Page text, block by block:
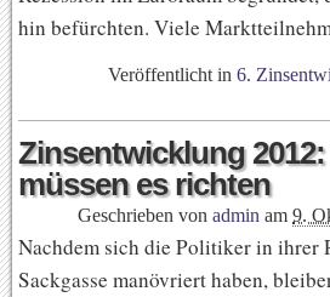
hin befürchten. Viele
Veröffentlicht in 6.
Zinsentwicklung
müssen es richten
Geschrieben von admin am 9.
Nachdem sich die Politiker in ihrer
Sackgasse manövriert haben,